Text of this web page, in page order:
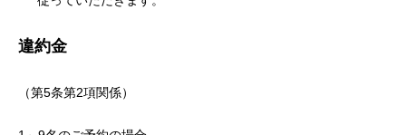
違約金
（第5条第2項関係）